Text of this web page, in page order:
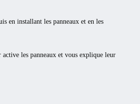
en installant les panneaux et en les
les panneaux et vous explique leur